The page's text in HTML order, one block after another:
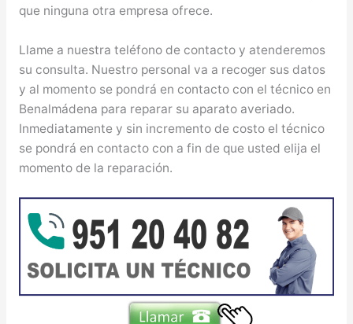
que ninguna otra empresa ofrece.
Llame a nuestra teléfono de contacto y atenderemos
su consulta. Nuestro personal va a recoger sus datos
y al momento se pondrá en contacto con el técnico en
Benalmádena para reparar su aparato averiado.
Inmediatamente y sin incremento de costo el técnico
se pondrá en contacto con a fin de que usted elija el
momento de la reparación.